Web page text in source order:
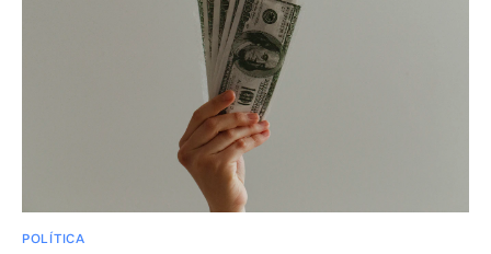
POLÍTICA